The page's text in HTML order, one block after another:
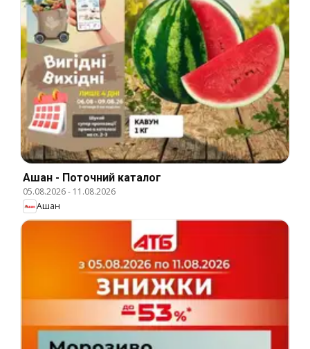
Ашан - Поточний каталог
05.08.2026- 11.08.2026
Ашан